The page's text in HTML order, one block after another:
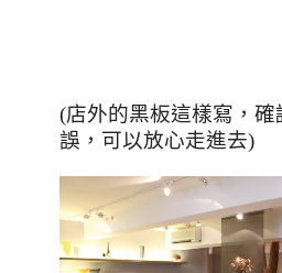
(店外的黑板這樣寫，確
誤，可以放心走進去)